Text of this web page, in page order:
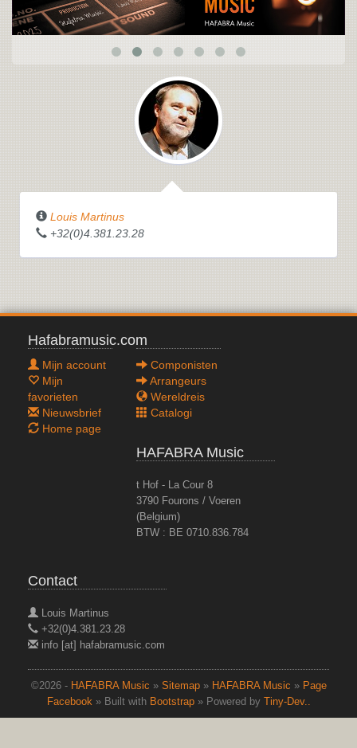
Louis Martinus
+32(0)4.381.23.28
Hafabramusic.com
Mijn account
Mijn
favorieten
Nieuwsbrief
Home page
Componisten
Arrangeurs
Wereldreis
Catalogi
HAFABRA Music
t Hof - La Cour 8
3790 Fourons / Voeren
(Belgium)
BTW : BE 0710.836.784
Contact
Louis Martinus
+32(0)4.381.23.28
info [at] hafabramusic.com
©2026 - HAFABRA Music » Sitemap» HAFABRA Music » Page
Facebook» Built with Bootstrap» Powered by Tiny-Dev..